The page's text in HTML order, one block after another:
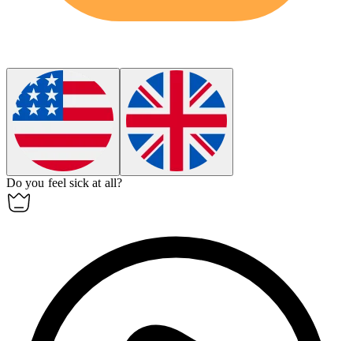
Do you feel sickat all?